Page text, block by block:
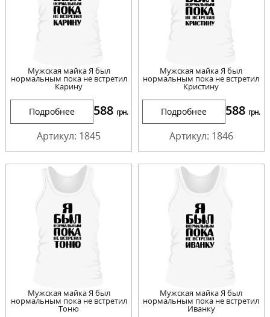
Мужская майка Я был
нормальным пока не встретил
Карину
Подробнее 588 грн.
Артикул: 1845
Мужская майка Я был
нормальным пока не встретил
Кристину
Подробнее 588 грн.
Артикул: 1846
Мужская майка Я был
нормальным пока не встретил
Тоню
Мужская майка Я был
нормальным пока не встретил
Иванку